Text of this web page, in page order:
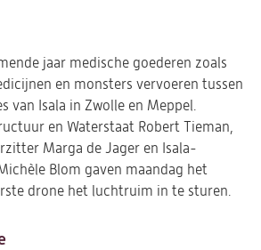
jaar medische goederen zoals
en monsters vervoeren tussen
van Isala in Zwolle en Meppel.
en Waterstaat Robert Tieman,
Marga de Jager en Isala-
Blom gaven maandag het
drone het luchtruim in te sturen.